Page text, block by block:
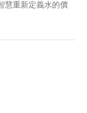
慧重新定義水的價